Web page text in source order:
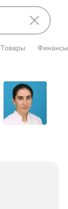
Товары Финансы